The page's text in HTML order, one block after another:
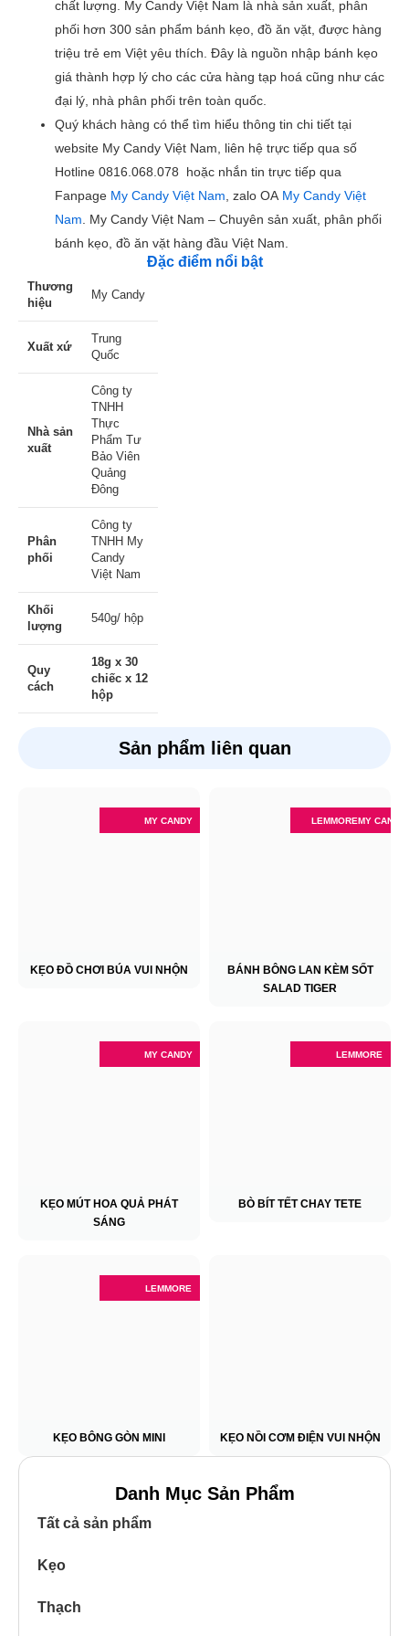
chất lượng. My Candy Việt Nam là nhà sản xuất, phân
phối hơn 300 sản phẩm bánh kẹo, đồ ăn vặt, được hàng
triệu trẻ em Việt yêu thích. Đây là nguồn nhập bánh kẹo
giá thành hợp lý cho các cửa hàng tạp hoá cũng như các
đại lý, nhà phân phối trên toàn quốc.
Quý khách hàng có thể tìm hiểu thông tin chi tiết tại
website My Candy Việt Nam, liên hệ trực tiếp qua số
Hotline 0816.068.078 hoặc nhắn tin trực tiếp qua
Fanpage My Candy Việt Nam , zalo OA My Candy Việt
Nam . My Candy Việt Nam – Chuyên sản xuất, phân phối
bánh kẹo, đồ ăn vặt hàng đầu Việt Nam.
Đặc điểm nổi bật
Thương
hiệu
My Candy
Xuất xứ
Trung
Quốc
Nhà sản
xuất
Công ty
TNHH
Thực
Phẩm Tư
Bảo Viên
Quảng
Đông
Phân
phối
Công ty
TNHH My
Candy
Việt Nam
Khối
lượng
540g/ hộp
Quy
cách
18g x 30
chiếc x 12
hộp
Sản phẩm liên quan
MY CANDY
KẸO ĐỒ CHƠI BÚA VUI NHỘN
LEMMOREMY CANDY
BÁNH BÔNG LAN KÈM SỐT
SALAD TIGER
MY CANDY
KẸO MÚT HOA QUẢ PHÁT
SÁNG
LEMMORE
BÒ BÍT TẾT CHAY TETE
LEMMORE
KẸO BÔNG GÒN MINI KẸO NỒI CƠM ĐIỆN VUI NHỘN
Danh Mục Sản Phẩm
Tất cả sản phẩm
Kẹo
Thạch